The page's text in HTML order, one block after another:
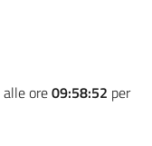
alle ore09:58:52 per